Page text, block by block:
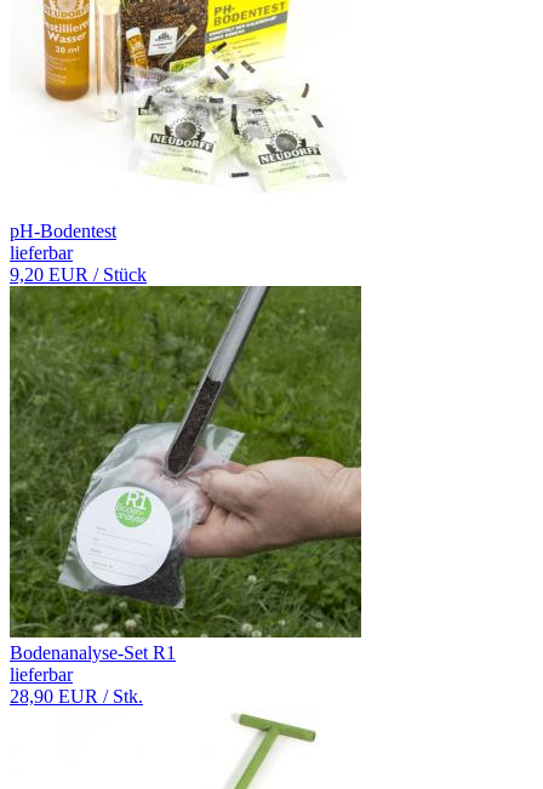
pH-Bodentest
lieferbar
9,20 EUR / Stück
Bodenanalyse-Set R1
lieferbar
28,90 EUR / Stk.